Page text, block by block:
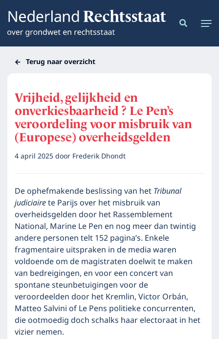
Terug naar overzicht
Vrijheid, gelijkheid en
onverkiesbaarheid ? Le Pen’s
veroordeling voor misbruik van
(Europese) overheidsgelden
4 april 2025door Frederik Dhondt
De ophefmakende beslissing van hetTribunal
judiciairete Parijs over het misbruik van
overheidsgelden door het Rassemblement
National, Marine Le Pen en nog meer dan twintig
andere personen telt 152 pagina’s. Enkele
fragmentaire uitspraken in de media waren
voldoende om de magistraten doelwit te maken
van bedreigingen, en voor een concert van
spontane steunbetuigingen voor de
veroordeelden door het Kremlin, Victor Orbán,
Matteo Salvini of Le Pens politieke concurrenten,
die ootmoedig doch schalks haar electoraat in het
vizier nemen.